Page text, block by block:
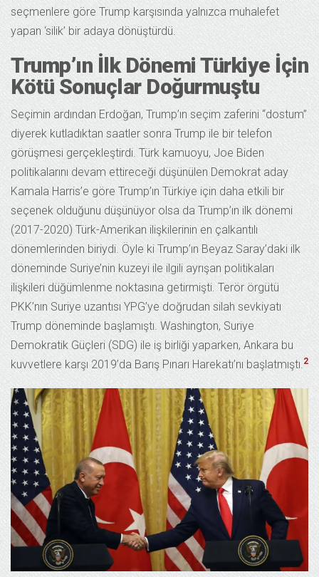
seçmenlere göre Trump karşısında yalnızca muhalefet
yapan ‘silik’ bir adaya dönüştürdü.
Trump’ın İlk Dönemi Türkiye İçin
Kötü Sonuçlar Doğurmuştu
Seçimin ardından Erdoğan, Trump’ın seçim zaferini “dostum”
diyerek kutladıktan saatler sonra Trump ile bir telefon
görüşmesi gerçekleştirdi. Türk kamuoyu, Joe Biden
politikalarını devam ettireceği düşünülen Demokrat aday
Kamala Harris’e göre Trump’ın Türkiye için daha etkili bir
seçenek olduğunu düşünüyor olsa da Trump’ın ilk dönemi
(2017-2020) Türk-Amerikan ilişkilerinin en çalkantılı
dönemlerinden biriydi. Öyle ki Trump’ın Beyaz Saray’daki ilk
döneminde Suriye’nin kuzeyi ile ilgili ayrışan politikaları
ilişkileri düğümlenme noktasına getirmişti. Terör örgütü
PKK’nın Suriye uzantısı YPG’ye doğrudan silah sevkiyatı
Trump döneminde başlamıştı. Washington, Suriye
Demokratik Güçleri (SDG) ile iş birliği yaparken, Ankara bu
kuvvetlere karşı 2019’da Barış Pınarı Harekatı’nı başlatmıştı.2